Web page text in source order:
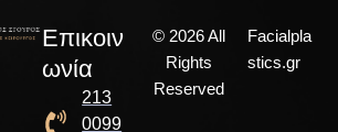
Επικοιν
ωνία
213
0099
© 2026 All
Rights
Reserved
Facialpla
stics.gr